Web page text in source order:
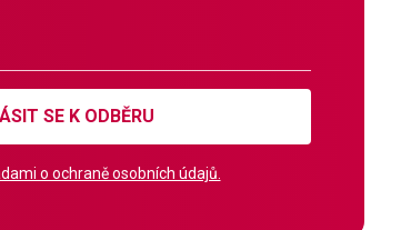
SE K ODBĚRU
o ochraně osobních údajů.